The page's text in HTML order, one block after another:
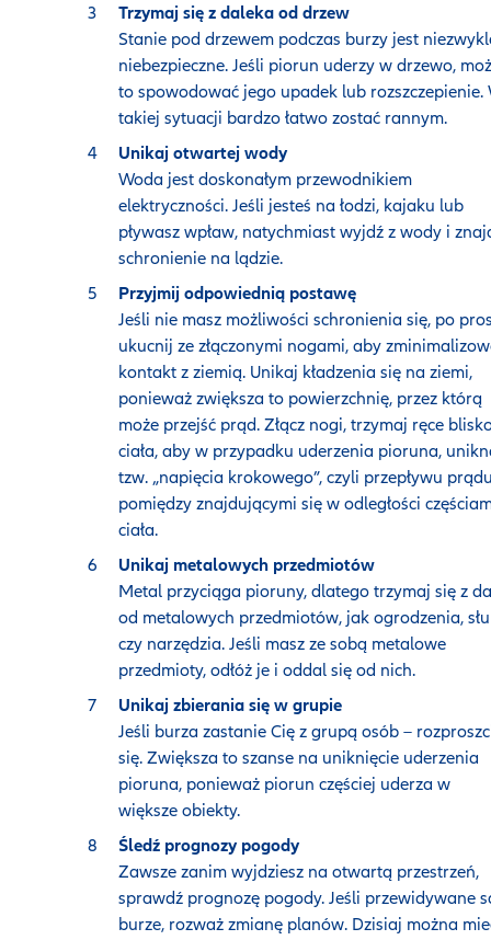
Trzymaj się z daleka od drzew
Stanie pod drzewem podczas burzy jest
niebezpieczne. Jeśli piorun uderzy w drzewo,
to spowodować jego upadek lub rozszczepienie.
takiej sytuacji bardzo łatwo zostać rannym.
Unikaj otwartej wody
Woda jest doskonałym przewodnikiem
elektryczności. Jeśli jesteś na łodzi, kajaku lub
pływasz wpław, natychmiast wyjdź z wody i
schronienie na lądzie.
Przyjmij odpowiednią postawę
Jeśli nie masz możliwości schronienia się, po
ukucnij ze złączonymi nogami, aby
kontakt z ziemią. Unikaj kładzenia się na ziemi,
ponieważ zwiększa to powierzchnię, przez którą
może przejść prąd. Złącz nogi, trzymaj ręce
ciała, aby w przypadku uderzenia pioruna,
tzw. „napięcia krokowego”, czyli przepływu
pomiędzy znajdującymi się w odległości
ciała.
Unikaj metalowych przedmiotów
Metal przyciąga pioruny, dlatego trzymaj się z
od metalowych przedmiotów, jak ogrodzenia,
czy narzędzia. Jeśli masz ze sobą metalowe
przedmioty, odłóż je i oddal się od nich.
Unikaj zbierania się w grupie
Jeśli burza zastanie Cię z grupą osób –
się. Zwiększa to szanse na uniknięcie uderzenia
pioruna, ponieważ piorun częściej uderza w
większe obiekty.
Śledź prognozy pogody
Zawsze zanim wyjdziesz na otwartą przestrzeń,
sprawdź prognozę pogody. Jeśli przewidywane
burze, rozważ zmianę planów. Dzisiaj można